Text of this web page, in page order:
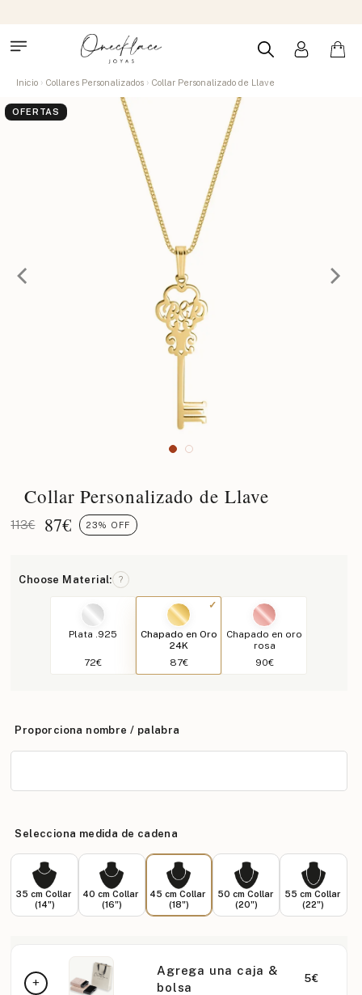
Inicio Collares Personalizados Collar Personalizado de Llave
OFERTAS
Collar Personalizado de Llave
113€ 87€ 23% OFF
Choose Material: ?
Plata .925
72€
Chapado en Oro
24K
87€
Chapado en oro
rosa
90€
Proporciona nombre / palabra
Selecciona medida de cadena
35 cm Collar
(14")
40 cm Collar
(16")
45 cm Collar
(18")
50 cm Collar
(20")
55 cm Collar
(22")
Agrega una caja &
bolsa
5€